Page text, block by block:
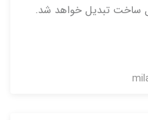
ساخت تبدیل خواهد شد.